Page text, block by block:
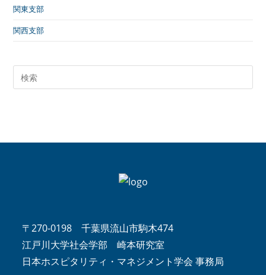
関東支部
関西支部
〒270-0198 千葉県流山市駒木474
江戸川大学社会学部 崎本研究室
日本ホスピタリティ・マネジメント学会 事務局